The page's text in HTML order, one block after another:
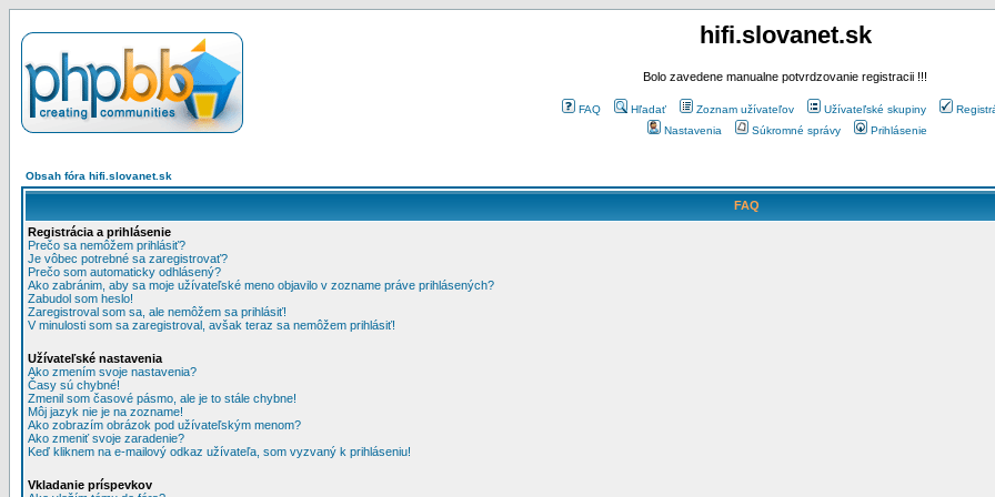
hifi.slovanet.sk
Bolo zavedene manualne potvrdzovanie registracii !!!
FAQ Hľadať Zoznam užívateľov Užívateľské skupiny
Nastavenia
Súkromné správy Prihlásenie
Obsah fóra hifi.slovanet.sk
FAQ
Registrácia a prihlásenie
Prečo sa nemôžem prihlásiť?
Je vôbec potrebné sa zaregistrovať?
Prečo som automaticky odhlásený?
Ako zabránim, aby sa moje užívateľské meno objavilo v zozname práve prihlásených?
Zabudol som heslo!
Zaregistroval som sa, ale nemôžem sa prihlásiť!
V minulosti som sa zaregistroval, avšak teraz sa nemôžem prihlásiť!
Užívateľské nastavenia
Ako zmením svoje nastavenia?
Časy sú chybné!
Zmenil som časové pásmo, ale je to stále chybne!
Môj jazyk nie je na zozname!
Ako zobrazím obrázok pod užívateľským menom?
Ako zmeniť svoje zaradenie?
Keď kliknem na e-mailový odkaz užívateľa, som vyzvaný k prihláseniu!
Vkladanie príspevkov